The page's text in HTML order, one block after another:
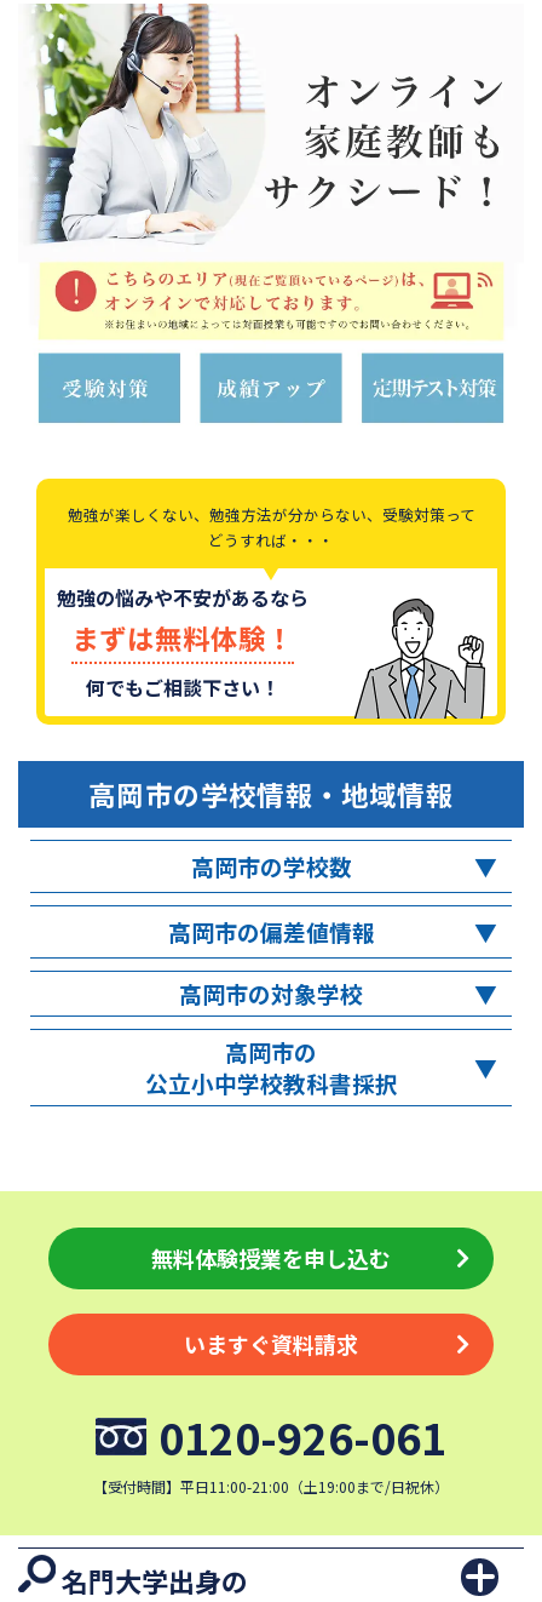
勉強が楽しくない、勉強方法が分からない、受験対策って
どうすれば・・・
勉強の悩みや不安があるなら
まずは無料体験！
何でもご相談下さい！
高岡市の学校情報・地域情報
高岡市の学校数
高岡市の偏差値情報
高岡市の対象学校
高岡市の
公立小中学校教科書採択
無料体験授業を申し込む
いますぐ資料請求
0120-926-061
【受付時間】平日11:00-21:00（土19:00まで/日祝休）
名門大学出身の